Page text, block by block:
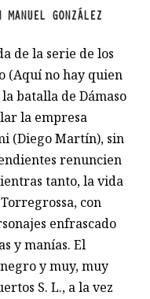
MANUEL GONZÁLEZ
de la serie de los
(Aquí no hay quien
batalla de Dámaso
la empresa
(Diego Martín), sin
renuncien
tanto, la vida
con
enfrascado
y manías. El
y muy, muy
S. L., a la vez